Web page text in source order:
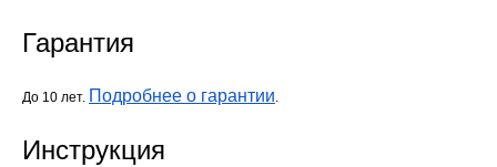
Гарантия
До 10 лет. Подробнее о гарантии.
Инструкция